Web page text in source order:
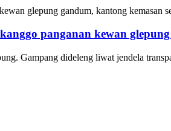
panganan kewan
Gampang dideleng liwat jendela